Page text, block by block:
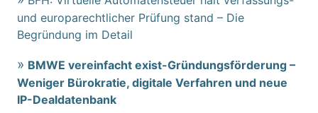
und europarechtlicher Prüfung stand – Die
Begründung im Detail
BMWE vereinfacht exist-Gründungsförderung –
Weniger Bürokratie, digitale Verfahren und neue
IP-Dealdatenbank